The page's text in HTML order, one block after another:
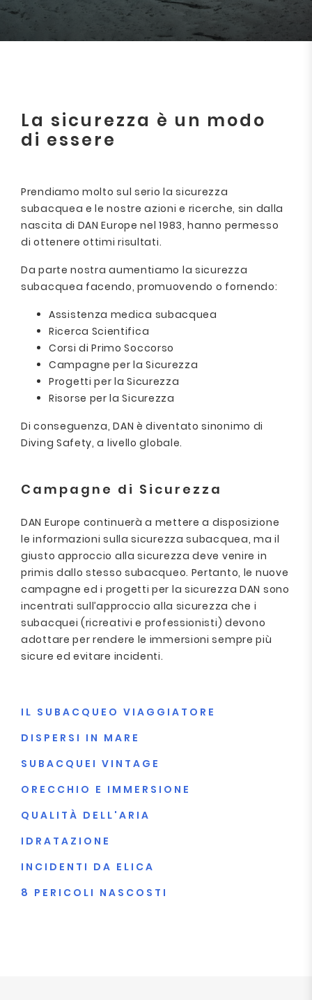
La sicurezza è un modo
di essere
Prendiamo molto sul serio la sicurezza
subacquea e le nostre azioni e ricerche, sin dalla
nascita di DAN Europe nel 1983, hanno permesso
di ottenere ottimi risultati.
Da parte nostra aumentiamo la sicurezza
subacquea facendo, promuovendo o fornendo:
Assistenza medica subacquea
Ricerca Scientifica
Corsi di Primo Soccorso
Campagne per la Sicurezza
Progetti per la Sicurezza
Risorse per la Sicurezza
Di conseguenza, DAN è diventato sinonimo di
Diving Safety, a livello globale.
Campagne di Sicurezza
DAN Europe continuerà a mettere a disposizione
le informazioni sulla sicurezza subacquea, ma il
giusto approccio alla sicurezza deve venire in
primis dallo stesso subacqueo. Pertanto, le nuove
campagne ed i progetti per la sicurezza DAN sono
incentrati sull’approccio alla sicurezza che i
subacquei (ricreativi e professionisti) devono
adottare per rendere le immersioni sempre più
sicure ed evitare incidenti.
IL SUBACQUEO VIAGGIATORE
DISPERSI IN MARE
SUBACQUEI VINTAGE
ORECCHIO E IMMERSIONE
QUALITÀ DELL'ARIA
IDRATAZIONE
INCIDENTI DA ELICA
8 PERICOLI NASCOSTI